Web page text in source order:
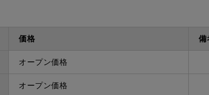
価格 備
オープン価格
オープン価格